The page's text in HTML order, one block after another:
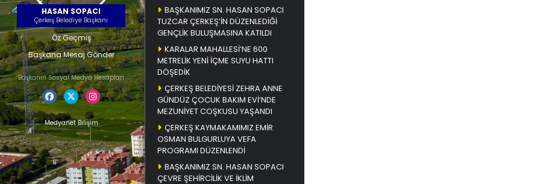
HASAN SOPACI
Çerkeş Belediye Başkanı
Öz Geçmiş
Başkana Mesaj Gönder
Başkanın Sosyal Medya Hesapları
Medyanet Bilişim
BAŞKANIMIZ SN. HASAN SOPACI
TUZCAR ÇERKEŞ’İN DÜZENLEDİĞİ
GENÇLİK BULUŞMASINA KATILDI
KARALAR MAHALLESİ’NE 600
METRELİK YENİ İÇME SUYU HATTI
DÖŞEDİK
ÇERKEŞ BELEDİYESİ ZEHRA ANNE
GÜNDÜZ ÇOCUK BAKIM EVİ’NDE
MEZUNİYET COŞKUSU YAŞANDI
ÇERKEŞ KAYMAKAMIMIZ EMİR
OSMAN BULGURLUYA VEFA
PROGRAMI DÜZENLENDİ
BAŞKANIMIZ SN. HASAN SOPACI
ÇEVRE ŞEHİRCİLİK VE İKLİM